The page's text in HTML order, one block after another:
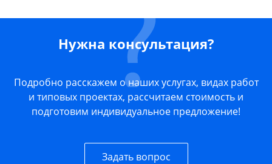
Нужна консультация?
Подробно расскажем о наших услугах, видах работ
и типовых проектах, рассчитаем стоимость и
подготовим индивидуальное предложение!
Задать вопрос